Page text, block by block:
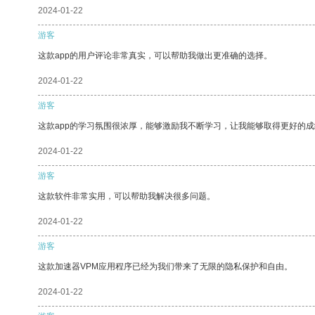
2024-01-22
游客
这款app的用户评论非常真实，可以帮助我做出更准确的选择。
2024-01-22
游客
这款app的学习氛围很浓厚，能够激励我不断学习，让我能够取得更好的
2024-01-22
游客
这款软件非常实用，可以帮助我解决很多问题。
2024-01-22
游客
这款加速器VPM应用程序已经为我们带来了无限的隐私保护和自由。
2024-01-22